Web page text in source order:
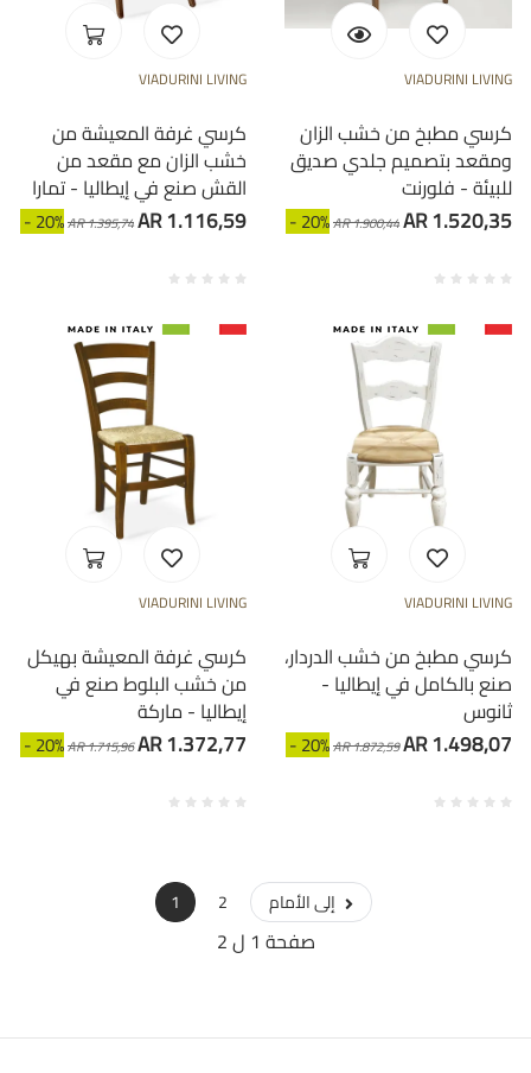
VIADURINI LIVING
كرسي غرفة المعيشة من
خشب الزان مع مقعد من
القش صنع في إيطاليا - تمارا
- 20%AR 1.395,74AR 1.116,59
VIADURINI LIVING
كرسي مطبخ من خشب الزان
ومقعد بتصميم جلدي صديق
للبيئة - فلورنت
- 20%AR 1.900,44AR 1.520,35
VIADURINI LIVING
كرسي غرفة المعيشة بهيكل
من خشب البلوط صنع في
إيطاليا - ماركة
- 20%AR 1.715,96AR 1.372,77
VIADURINI LIVING
كرسي مطبخ من خشب الدردار،
صنع بالكامل في إيطاليا -
ثانوس
- 20%AR 1.872,59AR 1.498,07
1 2
صفحة 1 ل 2